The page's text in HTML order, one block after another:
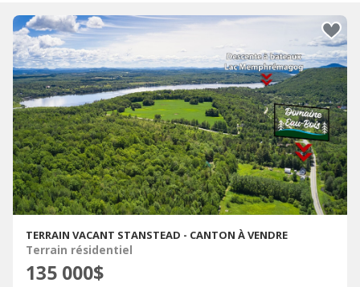
TERRAIN VACANT STANSTEAD - CANTON À VENDRE
Terrain résidentiel
135 000$